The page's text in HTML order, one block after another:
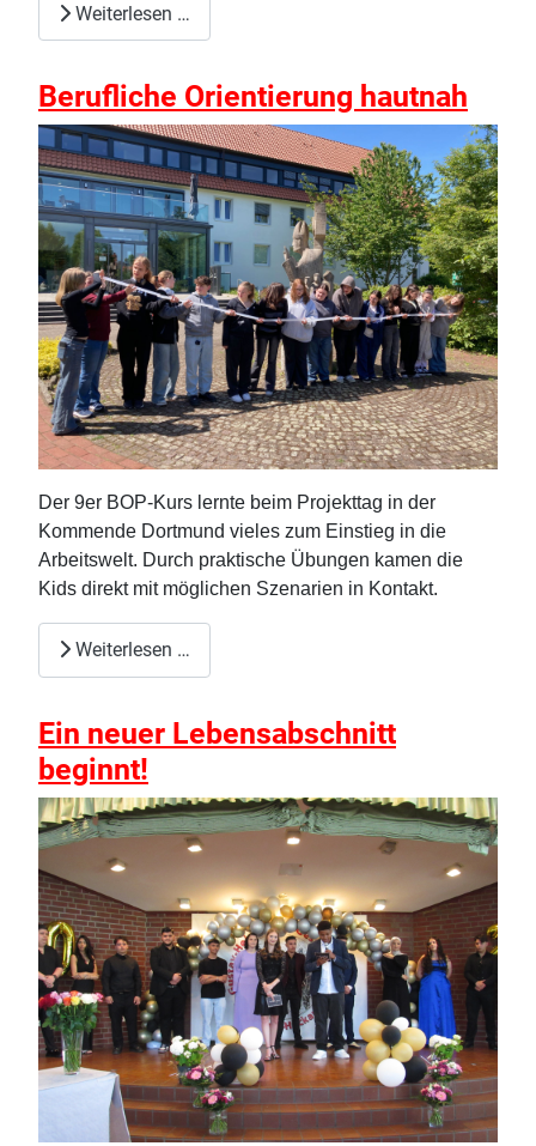
Weiterlesen …
Berufliche Orientierung hautnah
Der 9er BOP-Kurs lernte beim Projekttag in der
Kommende Dortmund vieles zum Einstieg in die
Arbeitswelt. Durch praktische Übungen kamen die
Kids direkt mit möglichen Szenarien in Kontakt.
Weiterlesen …
Ein neuer Lebensabschnitt
beginnt!